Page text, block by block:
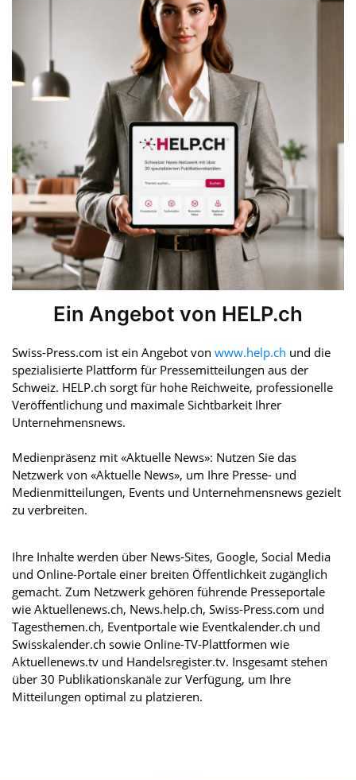
Ein Angebot von HELP.ch
Swiss-Press.com ist ein Angebot von www.help.ch und die
spezialisierte Plattform für Pressemitteilungen aus der
Schweiz. HELP.ch sorgt für hohe Reichweite, professionelle
Veröffentlichung und maximale Sichtbarkeit Ihrer
Unternehmensnews.
Medienpräsenz mit «Aktuelle News»: Nutzen Sie das
Netzwerk von «Aktuelle News», um Ihre Presse- und
Medienmitteilungen, Events und Unternehmensnews gezielt
zu verbreiten.
Ihre Inhalte werden über News-Sites, Google, Social Media
und Online-Portale einer breiten Öffentlichkeit zugänglich
gemacht. Zum Netzwerk gehören führende Presseportale
wie Aktuellenews.ch, News.help.ch, Swiss-Press.com und
Tagesthemen.ch, Eventportale wie Eventkalender.ch und
Swisskalender.ch sowie Online-TV-Plattformen wie
Aktuellenews.tv und Handelsregister.tv. Insgesamt stehen
über 30 Publikationskanäle zur Verfügung, um Ihre
Mitteilungen optimal zu platzieren.